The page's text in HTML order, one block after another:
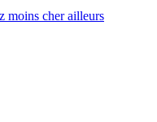
moins cher ailleurs